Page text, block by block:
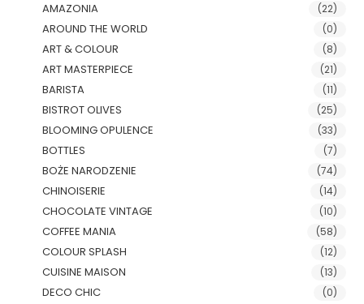
AMAZONIA (22)
AROUND THE WORLD (0)
ART & COLOUR (8)
ART MASTERPIECE (21)
BARISTA (11)
BISTROT OLIVES (25)
BLOOMING OPULENCE (33)
BOTTLES (7)
BOŻE NARODZENIE (74)
CHINOISERIE (14)
CHOCOLATE VINTAGE (10)
COFFEE MANIA (58)
COLOUR SPLASH (12)
CUISINE MAISON (13)
DECO CHIC (0)